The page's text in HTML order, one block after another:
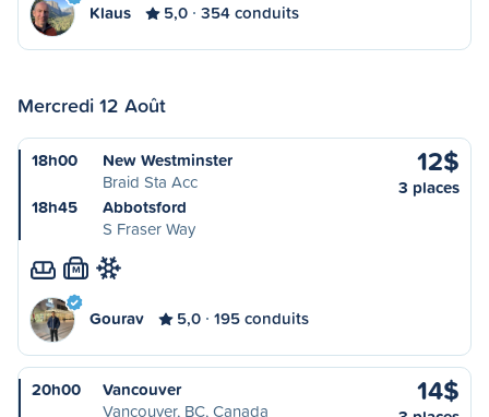
Klaus 5,0 354 conduits
Mercredi 12 Août
18h00
New Westminster
Braid Sta Acc
18h45
Abbotsford
S Fraser Way
12$
3 places
M
Gourav 5,0 195 conduits
20h00
Vancouver
Vancouver, BC, Canada
14$